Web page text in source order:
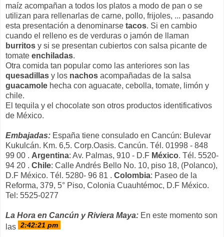
maíz acompañan a todos los platos a modo de pan o se
utilizan para rellenarlas de carne, pollo, frijoles, ... pasando
esta presentación a denominarse tacos. Si en cambio
cuando el relleno es de verduras o jamón de llaman
burritos y si se presentan cubiertos con salsa picante de
tomate enchiladas.
Otra comida tan popular como las anteriores son las
quesadillas y los nachos acompañadas de la salsa
guacamole hecha con aguacate, cebolla, tomate, limón y
chile.
El tequila y el chocolate son otros productos identificativos
de México.
Embajadas: España tiene consulado en Cancún: Bulevar
Kukulcán. Km. 6,5. Corp.Oasis. Cancún. Tél. 01998 - 848
99 00 . Argentina: Av. Palmas, 910 - D.F México. Tél. 5520-
94 20 . Chile: Calle Andrés Bello No. 10, piso 18, (Polanco),
D.F México. Tél. 5280- 96 81 . Colombia: Paseo de la
Reforma, 379, 5° Piso, Colonia Cuauhtémoc, D.F México.
Tel: 5525-0277
La Hora en Cancún y Riviera Maya: En este momento son
las